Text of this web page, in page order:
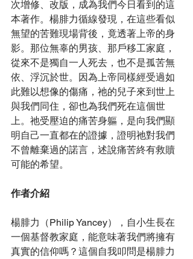
次增修、改版，成為我們今日看到的這
本著作。楊腓力循線發現，在這些看似
無望的苦難現場背後，竟透著上帝的身
影。那位無辜的男孩、那戶移工家庭，
從來不是獨自一人死去，也不是孤苦無
依、浮沉於世。因為上帝同樣經受過如
此難以想像的傷痛，祂的兒子來到世上
與我們同住，卻也為我們死在這個世
上。祂受壓迫的痛苦身軀，是向我們顯
明自己一直都在的證據，證明祂對我們
不曾離棄過的諾言，述說痛苦終有救贖
可能的希望。
作者介紹
楊腓力（Philip Yancey），自小生長在
一個基督教家庭，能意味著我們將擁有
真實的信仰嗎？這個自我叩問是楊腓力